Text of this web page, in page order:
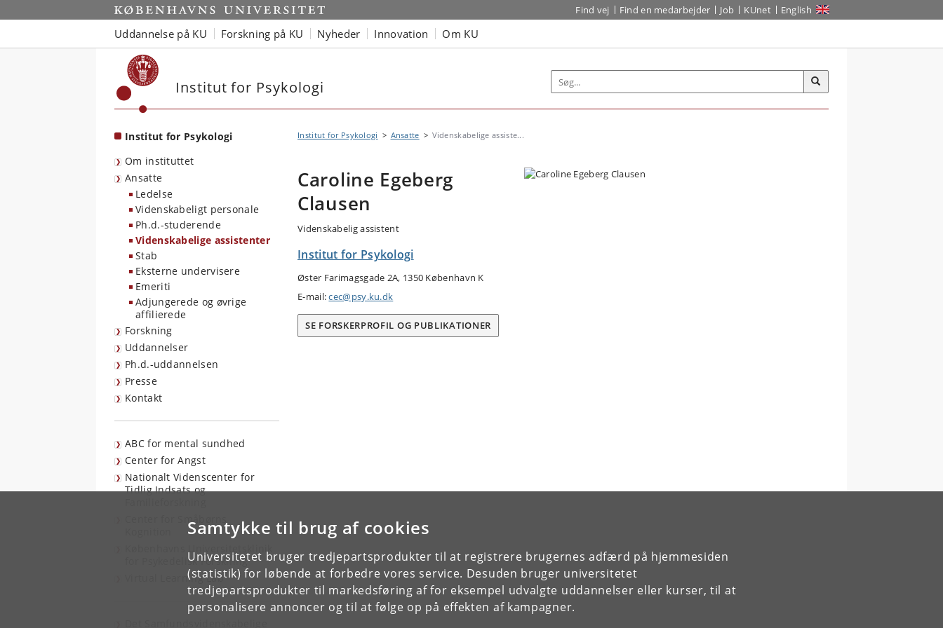
Samtykke til brug af cookies
Universitetet bruger tredjepartsprodukter til at registrere brugernes adfærd på hjemmesiden
(statistik) for løbende at forbedre vores service. Desuden bruger universitetet
tredjepartsprodukter til markedsføring af for eksempel udvalgte uddannelser eller kurser, til at
personalisere annoncer og til at følge op på effekten af kampagner.
Start Find vej Find en medarbejder Job KUnet English
Uddannelse på KU Forskning på KU Nyheder Innovation Om KU
Institut for Psykologi
Institut for Psykologi
Om instituttet
Ansatte
Ledelse
Videnskabeligt personale
Ph.d.-studerende
Videnskabelige assistenter
Stab
Eksterne undervisere
Emeriti
Adjungerede og øvrige
affilierede
Forskning
Uddannelser
Ph.d.-uddannelsen
Presse
Kontakt
ABC for mental sundhed
Center for Angst
Nationalt Videnscenter for
Tidlig Indsats og
Center for Småbørns
Københavns Universitetsklinik
for Psykedelisk Forskning
Virtual Learning Lab
Institut for Psykologi Ansatte Videnskabelige assiste...
Caroline Egeberg
Clausen
Videnskabelig assistent
Institut for Psykologi
Øster Farimagsgade 2A, 1350 København K
E-mail:cec@psy.ku.dk
SE FORSKERPROFIL OG PUBLIKATIONER